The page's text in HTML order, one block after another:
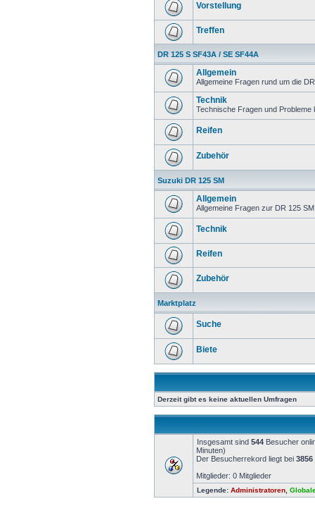
Vorstellung
Treffen
DR 125 S SF43A / SE SF44A
Allgemein
Allgemeine Fragen rund um die
Technik
Technische Fragen und Probleme
Reifen
Zubehör
Suzuki DR 125 SM
Allgemein
Allgemeine Fragen zur DR 125 SM
Technik
Reifen
Zubehör
Marktplatz
Suche
Biete
Derzeit gibt es keine aktuellen Umfragen
Insgesamt sind 544 Besucher
Minuten)
Der Besucherrekord liegt bei 3856
Mitglieder: 0 Mitglieder
Legende: Administratoren